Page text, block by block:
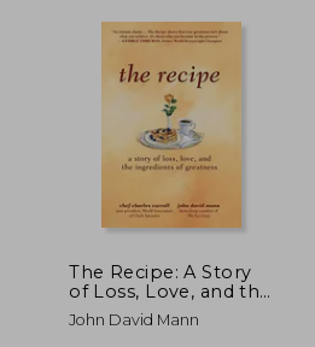
40%
dcto.
The Recipe: A Story
of Loss, Love, and the
Ingredients of
Greatness (en Inglés)
John David Mann